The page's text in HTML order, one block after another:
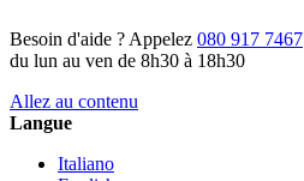
Besoin d'aide ? Appelez 080 917 7467
du lun au ven de 8h30 à 18h30
Allez au contenu
Langue
Italiano